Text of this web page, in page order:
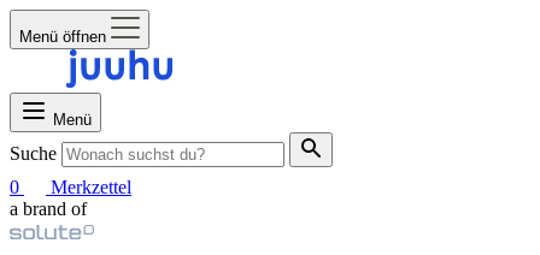
Menü öffnen
Menü
Suche
0
Merkzettel
a brand of